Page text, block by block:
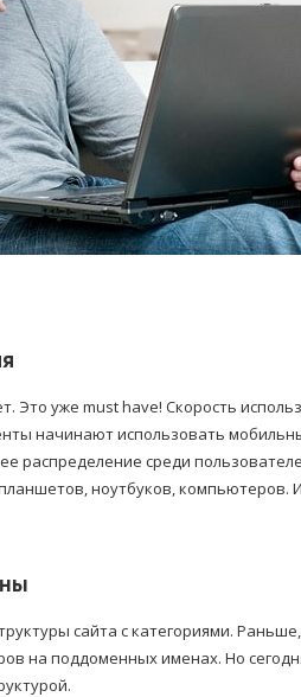
Это уже must have! Скорость
начинают использовать
распределение среди
ноутбуков, компьютеров.
сайта с категориями.
на поддоменных именах. Но